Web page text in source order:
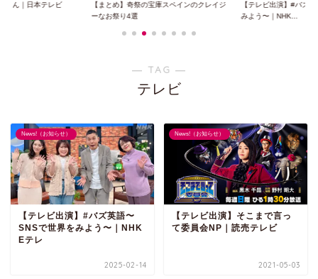
さん｜日本テレビ
【まとめ】奇祭の宝庫スペインのクレイジ
ーなお祭り4選
【テレビ出演】#バズ
みよう〜｜NHK...
― TAG ―
テレビ
News!（お知らせ）
【テレビ出演】#バズ英語〜
SNSで世界をみよう〜｜NHK
Eテレ
2025-02-14
News!（お知らせ）
【テレビ出演】そこまで言っ
て委員会NP｜読売テレビ
2021-05-03